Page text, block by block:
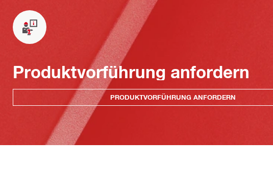
Produktvorführung anfordern
PRODUKTVORFÜHRUNG ANFORDERN